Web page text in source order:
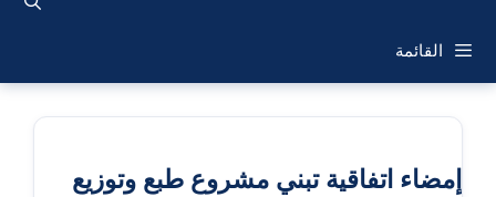
القائمة
إمضاء اتفاقية تبني مشروع طبع وتوزيع